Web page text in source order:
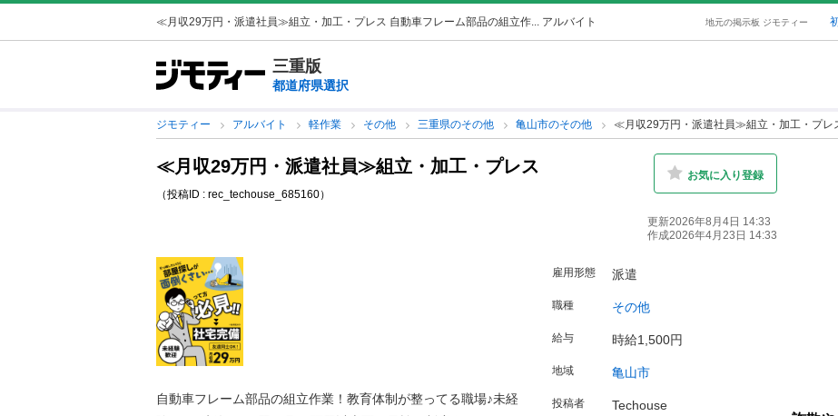
≪月収29万円・派遣社員≫組立・加工・プレス 自動車フレーム部品の組立作... アルバイト 地元の掲示板 ジモティー
三重版
都道府県選択
ジモティー アルバイト 軽作業 その他 三重県のその他 亀山市のその他 ≪月収29万円・派遣社員≫組立・加工・プレ
≪月収29万円・派遣社員≫組立・加工・プレス
（投稿ID : rec_techouse_685160）
お気に入り登録
更新2026年8月4日 14:33
作成2026年4月23日 14:33
自動車フレーム部品の組立作業！教育体制が整ってる職場♪未経
雇用形態 派遣
職種 その他
給与 時給1,500円
地域 亀山市
投稿者 Techouse